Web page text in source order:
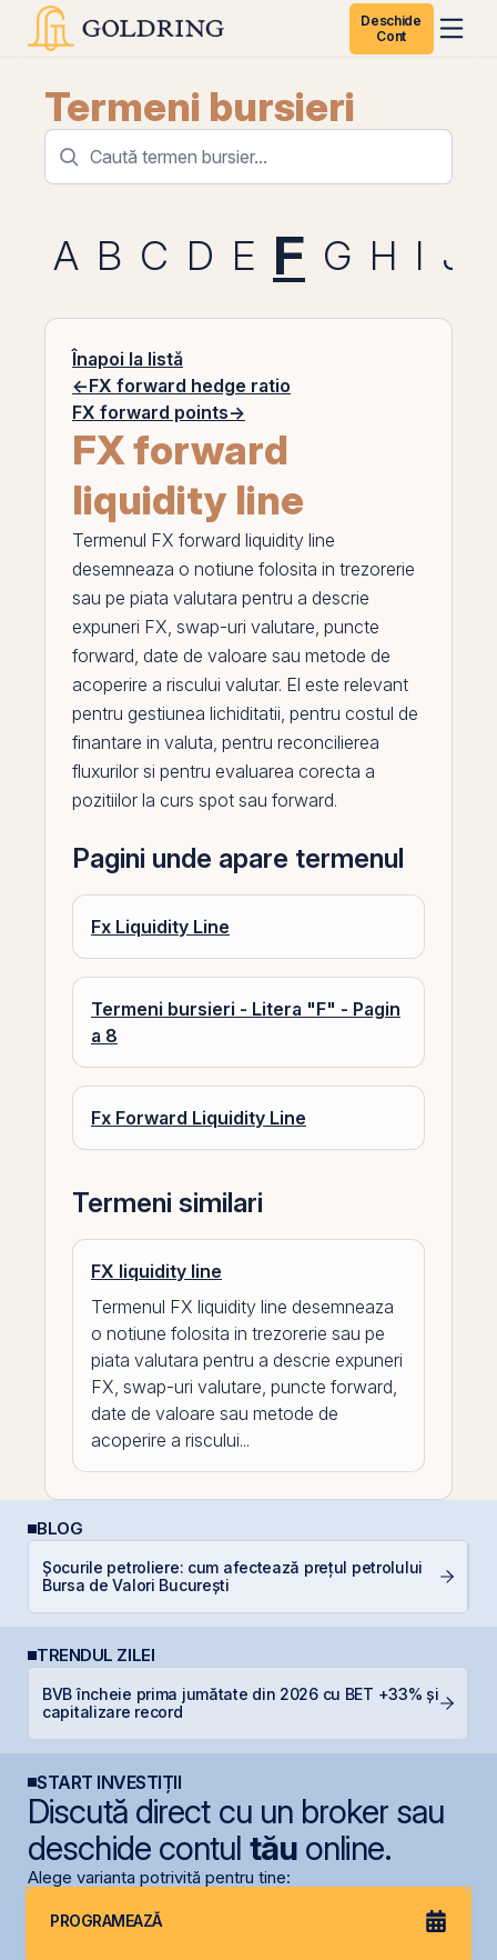
Deschide
Cont
Termeni bursieri
A B C D E F G H I J
Înapoi la listă
←FX forward hedge ratio
FX forward points→
FX forward
liquidity line
Termenul FX forward liquidity line
desemneaza o notiune folosita in trezorerie
sau pe piata valutara pentru a descrie
expuneri FX, swap-uri valutare, puncte
forward, date de valoare sau metode de
acoperire a riscului valutar. El este relevant
pentru gestiunea lichiditatii, pentru costul de
finantare in valuta, pentru reconcilierea
fluxurilor si pentru evaluarea corecta a
pozitiilor la curs spot sau forward.
Pagini unde apare termenul
Fx Liquidity Line
Termeni bursieri - Litera "F" - Pagin
a 8
Fx Forward Liquidity Line
Termeni similari
FX liquidity line
Termenul FX liquidity line desemneaza
o notiune folosita in trezorerie sau pe
piata valutara pentru a descrie expuneri
FX, swap-uri valutare, puncte forward,
date de valoare sau metode de
acoperire a riscului...
BLOG
Șocurile petroliere: cum afectează prețul petrolului
Bursa de Valori București
TRENDUL ZILEI
BVB încheie prima jumătate din 2026 cu BET +33% și
capitalizare record
START INVESTIȚII
Discută direct cu un broker sau
deschide contul tăuonline.
Alege varianta potrivită pentru tine:
PROGRAMEAZĂ